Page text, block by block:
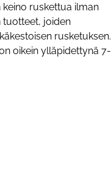
keino ruskettua ilman
tuotteet, joiden
rusketuksen.
oikein ylläpidettynä 7-